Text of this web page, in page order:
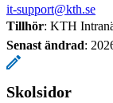
it-support@kth.se
Tillhör: KTH
Senast ändrad:
Skolsidor